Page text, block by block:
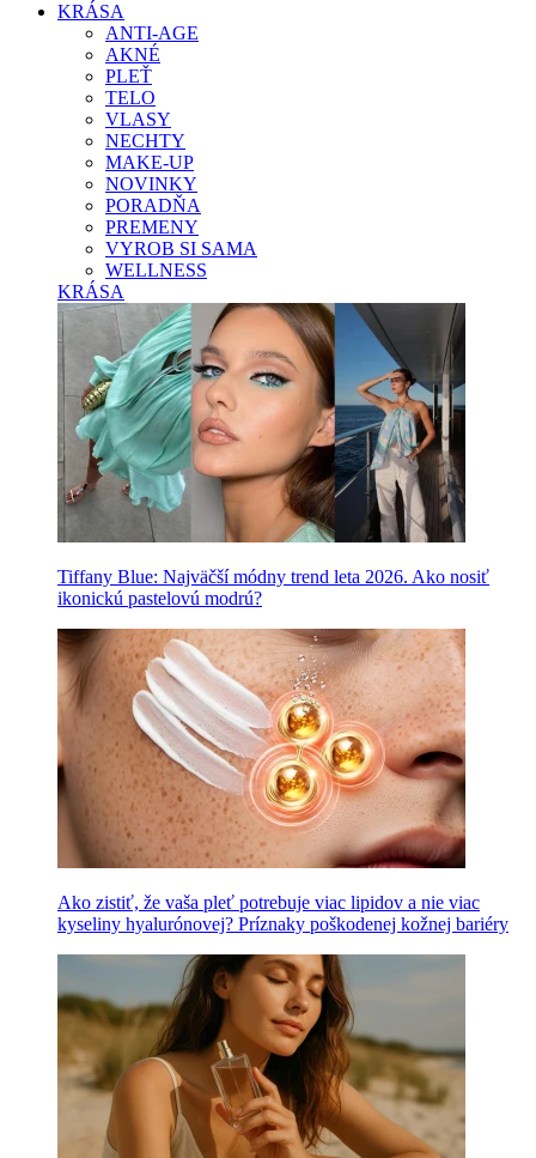
KRÁSA
ANTI-AGE
AKNÉ
PLEŤ
TELO
VLASY
NECHTY
MAKE-UP
NOVINKY
PORADŇA
PREMENY
VYROB SI SAMA
WELLNESS
KRÁSA
Tiffany Blue: Najväčší módny trend leta 2026. Ako nosiť
ikonickú pastelovú modrú?
Ako zistiť, že vaša pleť potrebuje viac lipidov a nie viac
kyseliny hyalurónovej? Príznaky poškodenej kožnej bariéry